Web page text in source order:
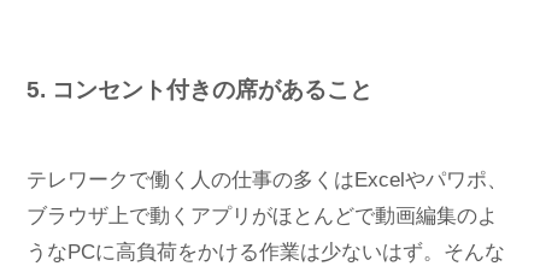
5. コンセント付きの席があること
テレワークで働く人の仕事の多くはExcelやパワポ、
ブラウザ上で動くアプリがほとんどで動画編集のよ
うなPCに高負荷をかける作業は少ないはず。そんな